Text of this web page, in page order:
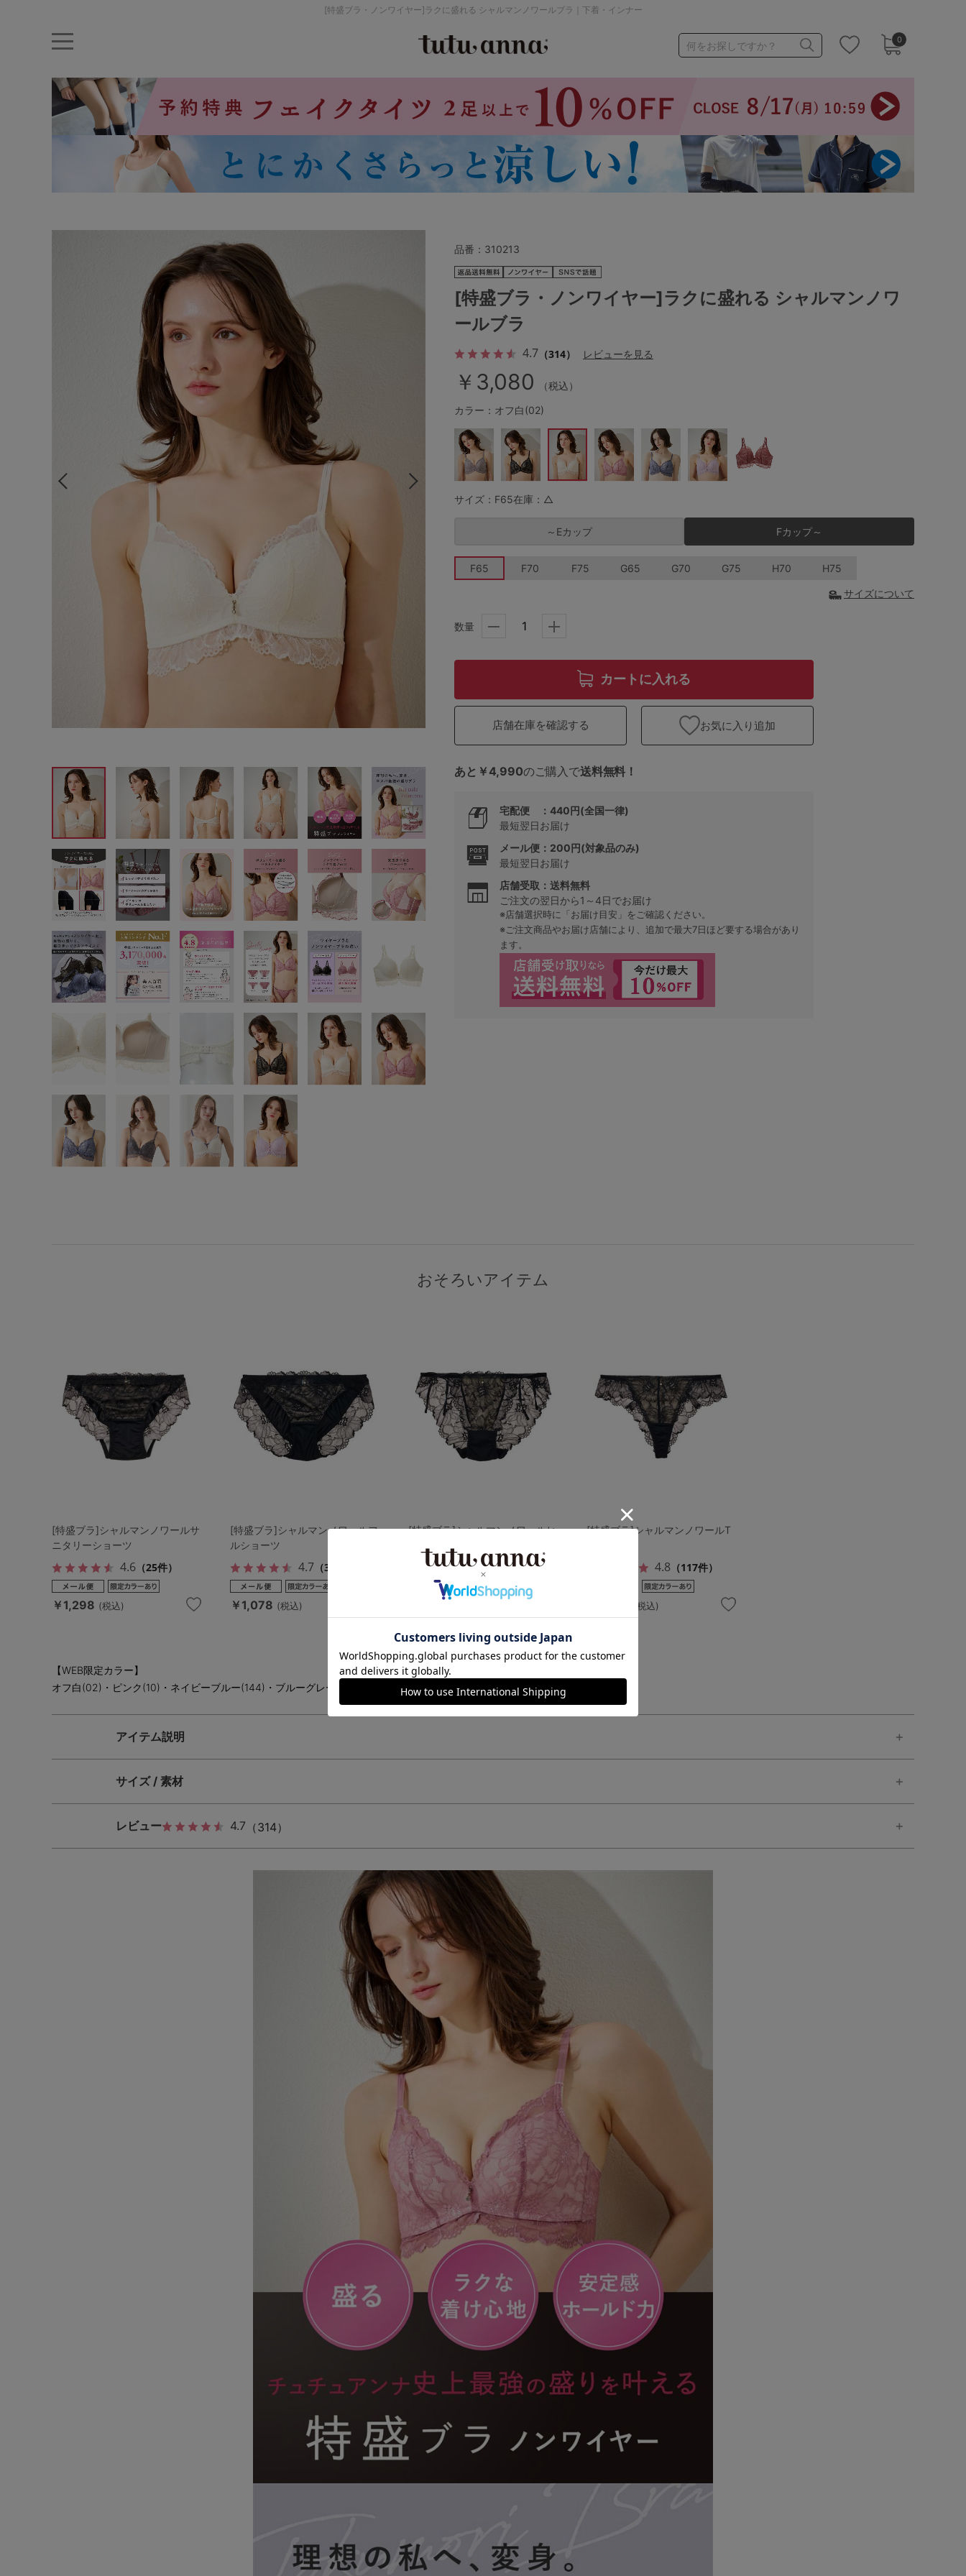
[特盛ブラ・ノンワイヤー]ラクに盛れる シャルマンノワールブラ｜下着・インナー
0
何をお探しですか？
ナイトブラ ノンワイヤー 特盛ブラ チューブトップ 折り畳み パジャマ
ストッキング
ルームウェア アームカバー
カテゴリから探す
ルームウェア
ライフスタイル
マタニティ
SALE
サイズからブラを探す
B65 B70 B75 B80
D65 D70 D80 D85
E65 E80 E85
F65 F70 F75
G65 G70 G75
H70 H75
SS
L 3L
S-CD S-EF
L-AB L-CD
LL-EF
価格帯から探す
～999円 1,000～1,999円
2,000～2,999円 3,000～3,999円
セールアイテムから探す
セールアイテム
その他から探す
お気に入り
新着アイテム
ランキング
特集ページ
品番： 310213
[特盛ブラ・ノンワイヤー]ラクに盛れる シャルマンノワ
ールブラ
4.7 （314） レビューを見る
￥3,080
（税込）
カラー：オフ白(02)
サイズ：F65在庫：△
～Eカップ Fカップ～
F65 F70 F75 G65 G70 G75 H70 H75
サイズについて
数量
カートに入れる
店舗在庫を確認する お気に入り追加
あと￥4,990のご購入で送料無料！
宅配便 ：440円(全国一律)
最短翌日お届け
メール便：200円(対象品のみ)
最短翌日お届け
店舗受取：送料無料
ご注文の翌日から1～4日でお届け
※店舗選択時に「お届け目安」をご確認ください。
※ご注文商品やお届け店舗により、追加で最大7日ほど要する場合があり
ます。
おそろいアイテム
[特盛ブラ]シャルマンノワールサ
ニタリーショーツ
4.6 （25件）
￥1,298 (税込)
[特盛ブラ]シャルマンノワールフ
ルショーツ
4.7（341件）
￥1,078 (税込)
[特盛ブラ]シャルマンノワールヒ
4.7（190件）
￥1,298
[特盛ブラ]シャルマンノワールT
4.8（117件）
(税込)
【WEB限定カラー】
オフ白(02)・ピンク(10)・ネイビーブルー(144)・ブルーグレー(43)
アイテム説明
サイズ / 素材
レビュー 4.7 （314）